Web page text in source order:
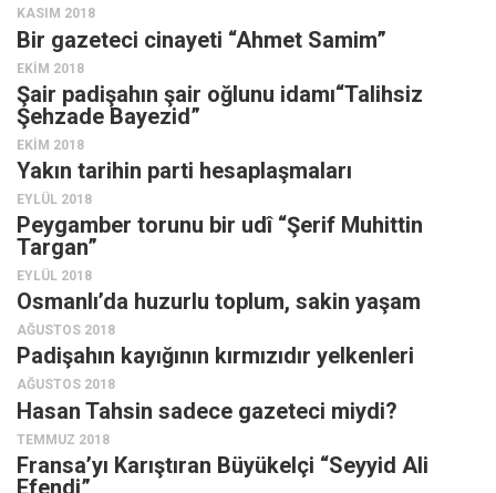
Kemal Özer
Mahmut Toptaş
Yvonne Ridley
Barış Tarımcıoğlu
Ömer Kayani
Yusuf Armağan
Hasanali Yıldırım
Leyla Şerif Emin
Mehmet Ali Tekin
Abir E. Nahas
Bağdagül Öz
KASIM 2018
Bir gazeteci cinayeti “Ahmet Samim”
EKIM 2018
Şair padişahın şair oğlunu idamı“Talihsiz
Şehzade Bayezid”
EKIM 2018
Yakın tarihin parti hesaplaşmaları
EYLÜL 2018
Peygamber torunu bir udî “Şerif Muhittin
Targan”
EYLÜL 2018
Osmanlı’da huzurlu toplum, sakin yaşam
AĞUSTOS 2018
Padişahın kayığının kırmızıdır yelkenleri
AĞUSTOS 2018
Hasan Tahsin sadece gazeteci miydi?
TEMMUZ 2018
Fransa’yı Karıştıran Büyükelçi “Seyyid Ali
Efendi”